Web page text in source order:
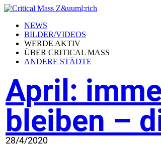
NEWS
BILDER/VIDEOS
WERDE AKTIV
ÜBER CRITICAL MASS
ANDERE STÄDTE
April:
bleiben –
28/4/2020